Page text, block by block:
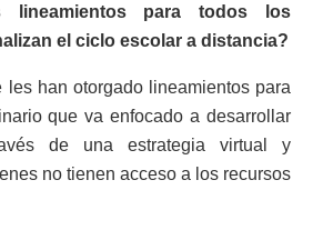
lineamientos para todos los
el ciclo escolar a distancia?
les han otorgado lineamientos para
que va enfocado a desarrollar
de una estrategia virtual y
no tienen acceso a los recursos